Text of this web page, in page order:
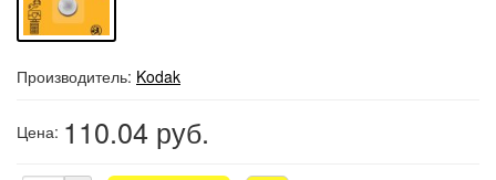
Производитель: Kodak
Цена: 110.04 руб.